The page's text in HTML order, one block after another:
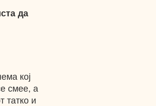
да
кој
смее, а
татко и